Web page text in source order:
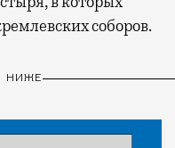
соборов.
НИЖЕ